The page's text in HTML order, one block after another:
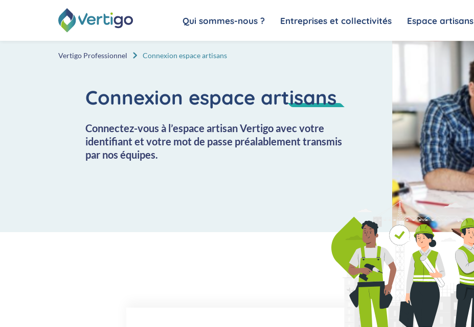
Aller au contenu
Qui sommes-nous ? Entreprises et collectivités Espace artisans
Vertigo Professionnel Connexion espace artisans
Connexion espace artisans
Connectez-vous à l’espace artisan Vertigo avec votre
identifiant et votre mot de passe préalablement transmis
par nos équipes.